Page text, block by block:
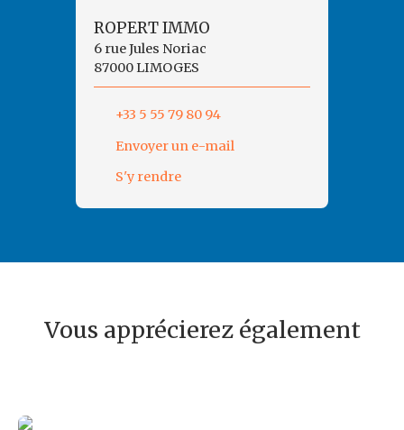
ROPERT IMMO
6 rue Jules Noriac
87000 LIMOGES
+33 5 55 79 80 94
Envoyer un e-mail
S'y rendre
Vous apprécierez également